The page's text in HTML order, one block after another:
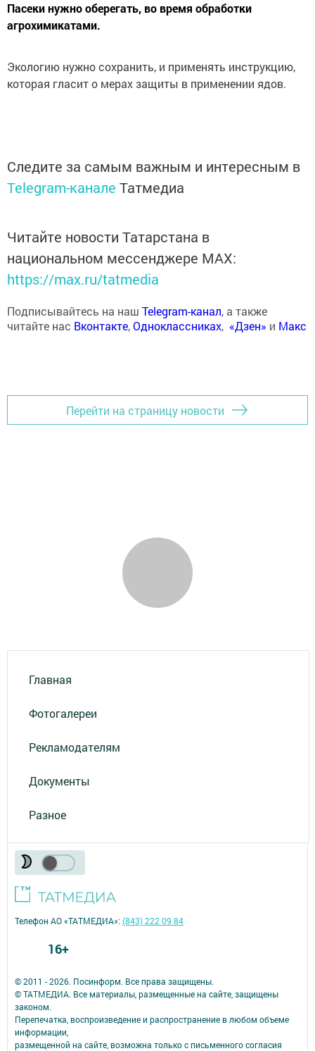
Пасеки нужно оберегать, во время обработки
агрохимикатами.
Экологию нужно сохранить, и применять инструкцию,
которая гласит о мерах защиты в применении ядов.
Следите за самым важным и интересным в
Telegram-канале Татмедиа
Читайте новости Татарстана в
национальном мессенджере MАХ:
https://max.ru/tatmedia
Подписывайтесь на наш Telegram-канал, а также
читайте нас Вконтакте,Одноклассниках, «Дзен» и Макс
Перейти на страницу новости
Главная
Фотогалереи
Рекламодателям
Документы
Разное
© 2011 - 2026. Посинформ. Все права защищены.
© ТАТМЕДИА. Все материалы, размещенные на сайте, защищены
законом.
Перепечатка, воспроизведение и распространение в любом объеме
информации,
размещенной на сайте, возможна только с письменного согласия
Телефон АО «ТАТМЕДИА»:(843) 222 09 84
16+